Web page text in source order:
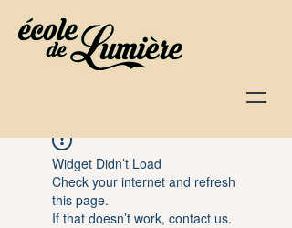
Widget Didn’t Load
Check your internet and refresh
this page.
If that doesn’t work, contact us.